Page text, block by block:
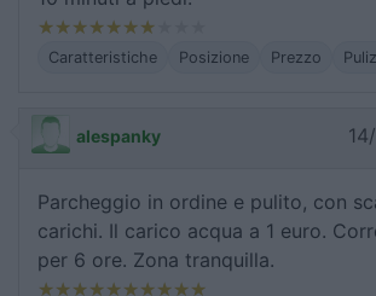
Caratteristiche Posizione Prezzo
alespanky
Parcheggio in ordine e pulito, con
carichi. Il carico acqua a 1 euro.
per 6 ore. Zona tranquilla.